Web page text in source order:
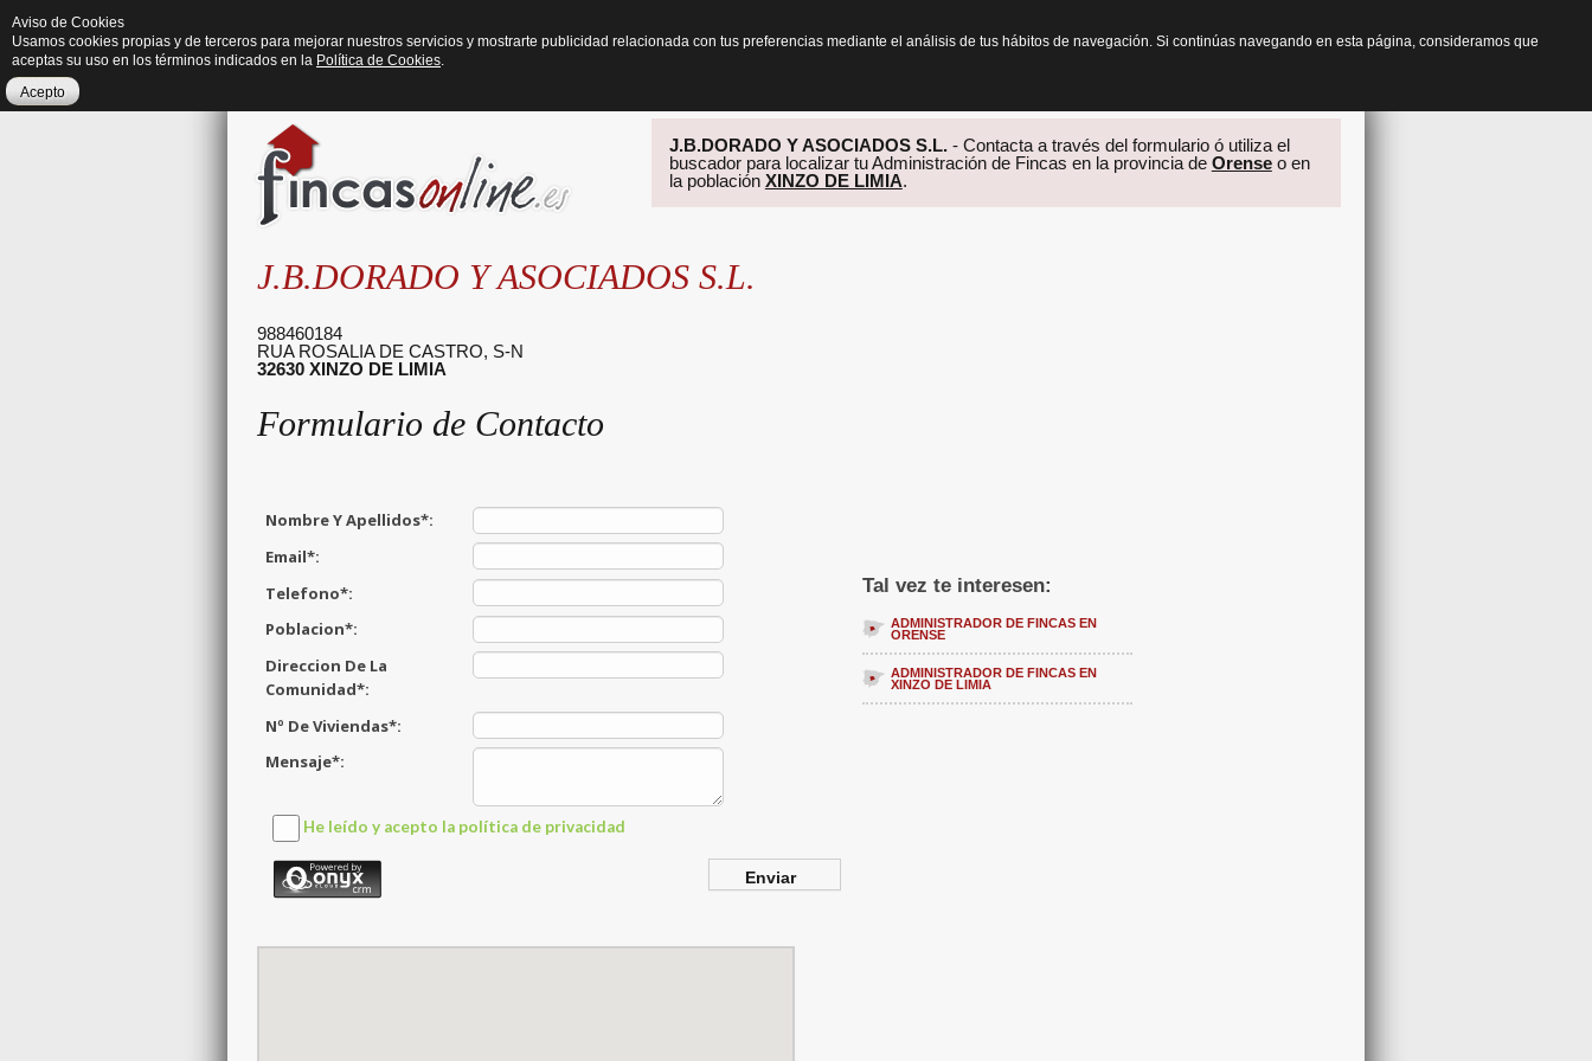
J.B.DORADO Y ASOCIADOS S.L.- Contacta a través del formulario ó utiliza el
buscador para localizar tu Administración de Fincas en la provincia de Orenseo en
la población XINZO DE LIMIA.
Tal vez te interesen:
ADMINISTRADOR DE FINCAS EN
ORENSE
ADMINISTRADOR DE FINCAS EN
XINZO DE LIMIA
J.B.DORADO Y ASOCIADOS S.L.
988460184
RUA ROSALIA DE CASTRO, S-N
32630 XINZO DE LIMIA
Formulario de Contacto
Aviso de Cookies
Usamos cookies propias y de terceros para mejorar nuestros servicios y mostrarte publicidad relacionada con tus preferencias mediante el análisis de tus hábitos de navegación. Si continúas navegando en esta página, consideramos que
aceptas su uso en los términos indicados en la Política de Cookies.
Acepto